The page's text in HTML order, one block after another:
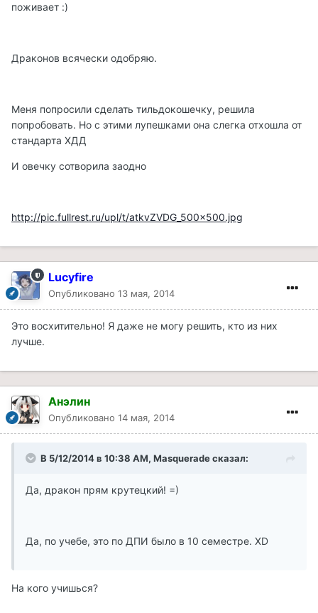
поживает :)
Драконов всячески одобряю.
Меня попросили сделать тильдокошечку, решила
попробовать. Но с этими лупешками она слегка отхошла от
стандарта ХДД
И овечку сотворила заодно
http://pic.fullrest.ru/upl/t/atkvZVDG_500x500.jpg
Lucyfire
Опубликовано 13 мая, 2014
Это восхитительно! Я даже не могу решить, кто из них
лучше.
Анэлин
Опубликовано 14 мая, 2014
В 5/12/2014 в 10:38 AM, Masquerade сказал:
Да, дракон прям крутецкий! =)
Да, по учебе, это по ДПИ было в 10 семестре. XD
На кого учишься?